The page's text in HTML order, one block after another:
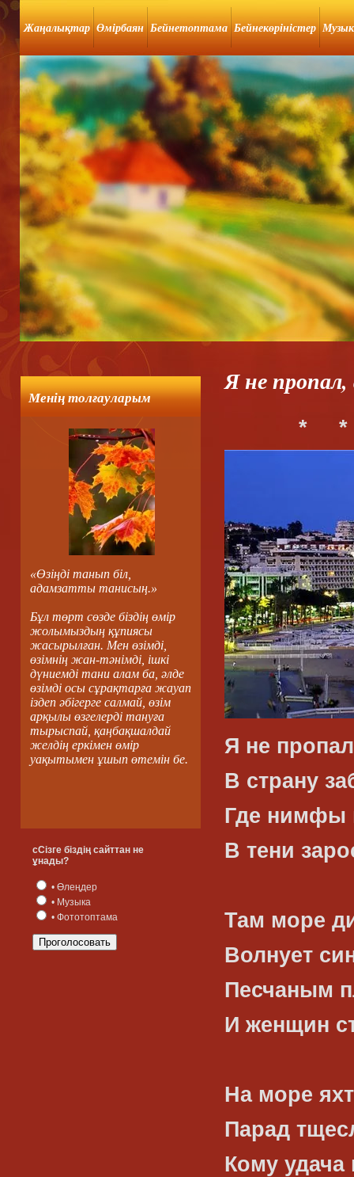
Жаңалықтар Өмірбаян Бейнетоптама Бейнекөріністер
Менің толғауларым
«Өзіңді танып біл,
адамзатты танисың.»
Бұл төрт сөзде біздің өмір
жолымыздың құпиясы
жасырылған. Мен өзімді,
өзімнің жан-тәнімді, ішкі
дүниемді тани алам ба, әлде
өзімді осы сұрақтарға жауап
іздеп әбігерге салмай, өзім
арқылы өзгелерді тануға
тырыспай, қаңбақшалдай
желдің еркімен өмір
уақытымен ұшып өтемін бе.
сСізге біздің сайттан не
ұнады?
• Өлеңдер
• Музыка
• Фототоптама
Я не
* *
Я не
В страну
Где нимфы
В тени
Там море
Волнует
Песчаным
И женщин
На море
Парад
Кому